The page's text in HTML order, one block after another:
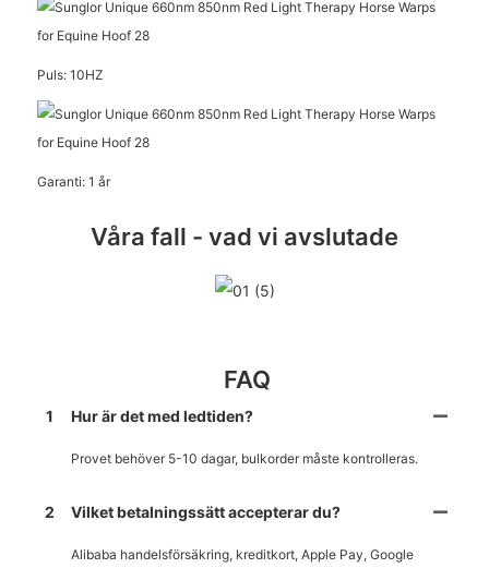
Puls: 10HZ
Garanti: 1 år
Våra fall - vad vi avslutade
FAQ
1 Hur är det med ledtiden?
Provet behöver 5-10 dagar, bulkorder måste kontrolleras.
2 Vilket betalningssätt accepterar du?
Alibaba handelsförsäkring, kreditkort, Apple Pay, Google